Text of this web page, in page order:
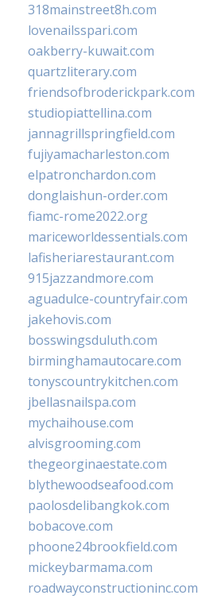
318mainstreet8h.com
lovenailsspari.com
oakberry-kuwait.com
quartzliterary.com
friendsofbroderickpark.com
studiopiattellina.com
jannagrillspringfield.com
fujiyamacharleston.com
elpatronchardon.com
donglaishun-order.com
fiamc-rome2022.org
mariceworldessentials.com
lafisheriarestaurant.com
915jazzandmore.com
aguadulce-countryfair.com
jakehovis.com
bosswingsduluth.com
birminghamautocare.com
tonyscountrykitchen.com
jbellasnailspa.com
mychaihouse.com
alvisgrooming.com
thegeorginaestate.com
blythewoodseafood.com
paolosdelibangkok.com
bobacove.com
phoone24brookfield.com
mickeybarmama.com
roadwayconstructioninc.com